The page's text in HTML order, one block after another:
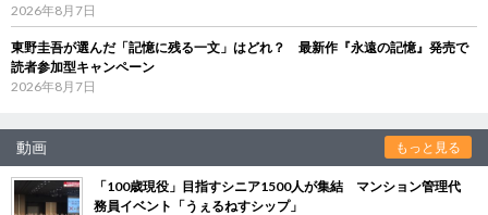
2026年8月7日
東野圭吾が選んだ「記憶に残る一文」はどれ？ 最新作『永遠の記憶』発売で
読者参加型キャンペーン
2026年8月7日
動画 もっと見る
「100歳現役」目指すシニア1500人が集結 マンション管理代
務員イベント「うぇるねすシップ」